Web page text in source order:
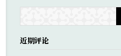
近期评论